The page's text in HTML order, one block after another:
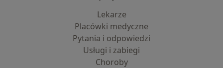
Lekarze
Placówki medyczne
Pytania i odpowiedzi
Usługi i zabiegi
Choroby